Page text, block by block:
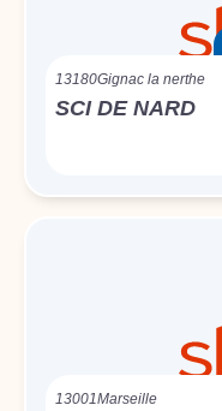
13180Gignac la nerthe
SCI DE NARD
13001Marseille